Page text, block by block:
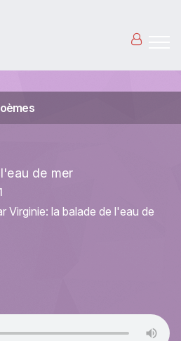
de mer
Virginie: la balade de l'eau de